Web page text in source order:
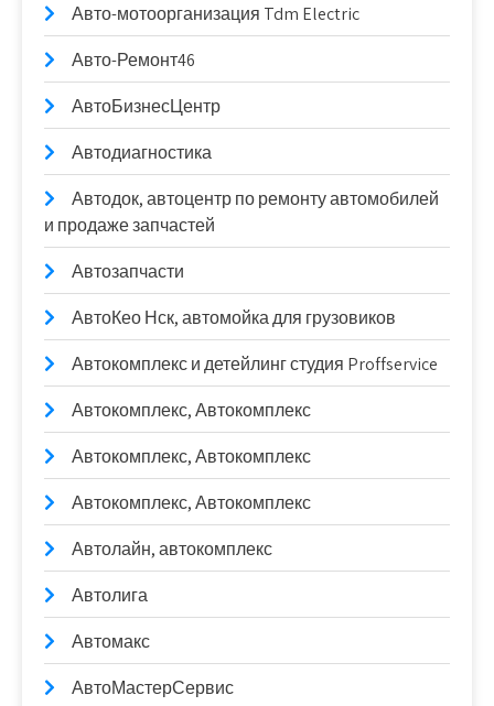
Авто-мотоорганизация Tdm Electric
Авто-Ремонт46
АвтоБизнесЦентр
Автодиагностика
Автодок, автоцентр по ремонту автомобилей
и продаже запчастей
Автозапчасти
АвтоКео Нск, автомойка для грузовиков
Автокомплекс и детейлинг студия Proffservice
Автокомплекс, Автокомплекс
Автокомплекс, Автокомплекс
Автокомплекс, Автокомплекс
Автолайн, автокомплекс
Автолига
Автомакс
АвтоМастерСервис